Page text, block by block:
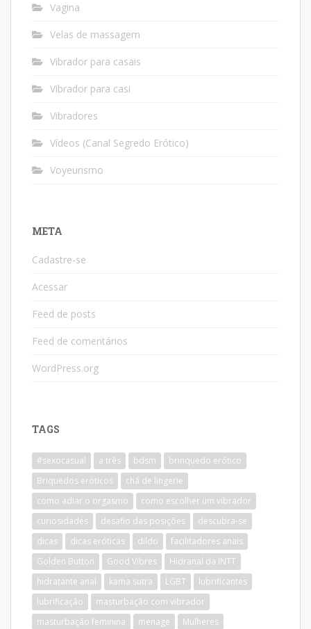
Vagina
Velas de massagem
Vibrador para casais
Vibrador para casi
Vibradores
Vídeos (Canal Segredo Erótico)
Voyeurismo
META
Cadastre-se
Acessar
Feed de posts
Feed de comentários
WordPress.org
TAGS
#sexocasual a três bdsm
brinquedo erótico
Briquedos eróticos
chá de lingerie
como adiar o orgasmo
como escolher um vibrador
curiosidades
desafio das posições
descubra-se
dicas
dicas eróticas dildo
facilitadores anais
Golden Button
Good Vibres
Hidranal da INTT
hidratante anal
kama sutra LGBT
lubrificantes
lubrificação
masturbação com vibrador
masturbação feminina
menage
Mulheres